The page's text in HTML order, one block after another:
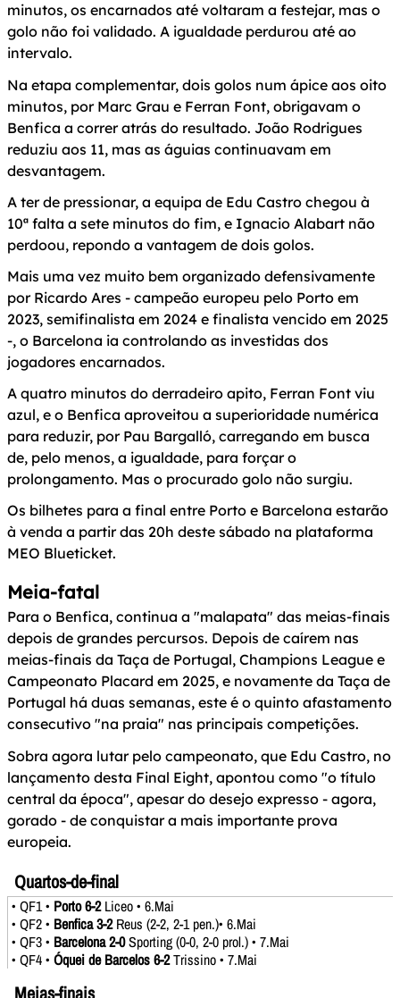
minutos, os encarnados até voltaram a festejar, mas o
golo não foi validado. A igualdade perdurou até ao
intervalo.
Na etapa complementar, dois golos num ápice aos oito
minutos, por Marc Grau e Ferran Font, obrigavam o
Benfica a correr atrás do resultado. João Rodrigues
reduziu aos 11, mas as águias continuavam em
desvantagem.
A ter de pressionar, a equipa de Edu Castro chegou à
10ª falta a sete minutos do fim, e Ignacio Alabart não
perdoou, repondo a vantagem de dois golos.
Mais uma vez muito bem organizado defensivamente
por Ricardo Ares - campeão europeu pelo Porto em
2023, semifinalista em 2024 e finalista vencido em 2025
-, o Barcelona ia controlando as investidas dos
jogadores encarnados.
A quatro minutos do derradeiro apito, Ferran Font viu
azul, e o Benfica aproveitou a superioridade numérica
para reduzir, por Pau Bargalló, carregando em busca
de, pelo menos, a igualdade, para forçar o
prolongamento. Mas o procurado golo não surgiu.
Os bilhetes para a final entre Porto e Barcelona estarão
à venda a partir das 20h deste sábado na plataforma
MEO Blueticket.
Meia-fatal
Para o Benfica, continua a "malapata" das meias-finais
depois de grandes percursos. Depois de caírem nas
meias-finais da Taça de Portugal, Champions League e
Campeonato Placard em 2025, e novamente da Taça de
Portugal há duas semanas, este é o quinto afastamento
consecutivo "na praia" nas principais competições.
Sobra agora lutar pelo campeonato, que Edu Castro, no
lançamento desta Final Eight, apontou como "o título
central da época", apesar do desejo expresso - agora,
gorado - de conquistar a mais importante prova
europeia.
Quartos-de-final
• QF1 • Porto 6-2Liceo • 6.Mai
• QF2 • Benfica 3-2Reus (2-2, 2-1 pen.)• 6.Mai
• QF3 • Barcelona 2-0Sporting (0-0, 2-0 prol.) • 7.Mai
• QF4 • Óquei de Barcelos 6-2Trissino • 7.Mai